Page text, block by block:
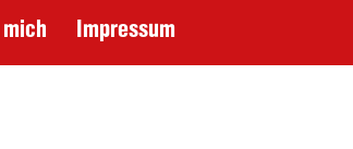
Impressum